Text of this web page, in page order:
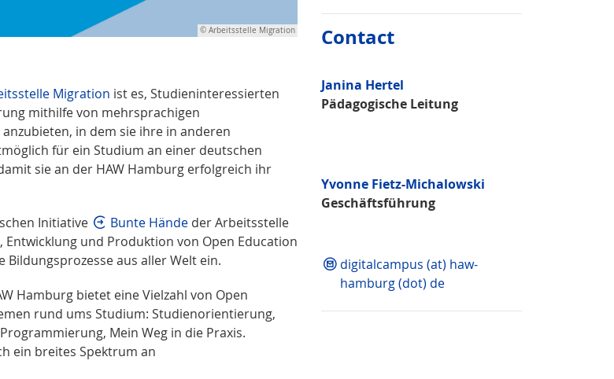
© Arbeitsstelle Migration
Migration ist es, Studieninteressierten
mithilfe von mehrsprachigen
in dem sie ihre in anderen
für ein Studium an einer deutschen
sie an der HAW Hamburg erfolgreich ihr
Initiative Bunte Hände der Arbeitsstelle
und Produktion von Open Education
Bildungsprozesse aus aller Welt ein.
Hamburg bietet eine Vielzahl von Open
rund ums Studium: Studienorientierung,
Mein Weg in die Praxis.
ein breites Spektrum an
Contact
Janina Hertel
Pädagogische Leitung
Yvonne Fietz-Michalowski
Geschäftsführung
digitalcampus (at) haw-
hamburg (dot) de